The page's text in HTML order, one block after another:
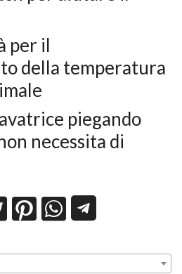
per il
della temperatura
piegando
necessita di